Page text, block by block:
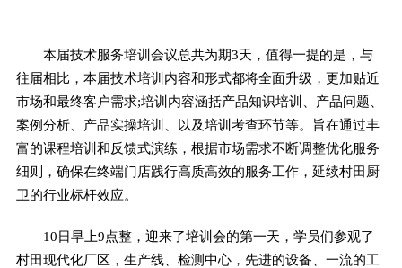
本届技术服务培训会议总共为期3天，值得一提的是，与
往届相比，本届技术培训内容和形式都将全面升级，更加贴近
市场和最终客户需求;培训内容涵括产品知识培训、产品问题、
案例分析、产品实操培训、以及培训考查环节等。旨在通过丰
富的课程培训和反馈式演练，根据市场需求不断调整优化服务
细则，确保在终端门店践行高质高效的服务工作，延续村田厨
卫的行业标杆效应。
10日早上9点整，迎来了培训会的第一天，学员们参观了
村田现代化厂区，生产线、检测中心，先进的设备、一流的工